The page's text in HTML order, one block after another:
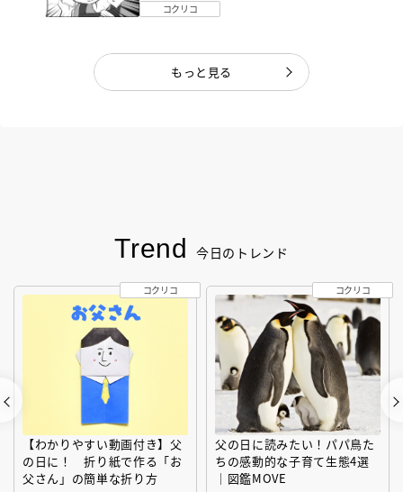
コクリコ
もっと見る
Trend 今日のトレンド
【わかりやすい動画付き】父
の日に！ 折り紙で作る「お
父さん」の簡単な折り方
コクリコ
父の日に読みたい！パパ鳥た
ちの感動的な子育て生態4選
｜図鑑MOVE
コクリコ